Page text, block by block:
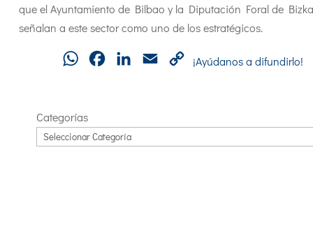
que el Ayuntamiento de Bilbao y la Diputación Foral de
señalan a este sector como uno de los estratégicos.
WhatsAppFacebookLinkedInEmail
Copy
¡Ayúdanos a difundirlo!
Categorías